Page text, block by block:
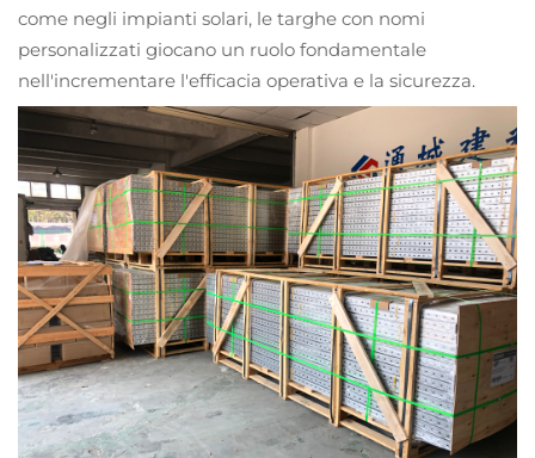
come negli impianti solari, le targhe con nomi
personalizzati giocano un ruolo fondamentale
nell'incrementare l'efficacia operativa e la sicurezza.